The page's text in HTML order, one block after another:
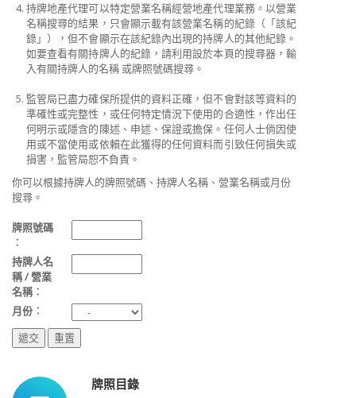
持牌地產代理可以特定營業名稱經營地產代理業務。以營業
名稱搜尋的結果，只會顯示載有該營業名稱的紀錄（「該紀
錄」），但不會顯示在該紀錄內出現的持牌人的其他紀錄。
如要查看有關持牌人的紀錄，請利用設於本頁的搜尋器，輸
入有關持牌人的名稱 或牌照號碼搜尋。
監管局已盡力確保所提供的資料正確，但不會對該等資料的
準確性或完整性，或任何特定情況下使用的合適性，作出任
何明示或隱含的陳述、申述、保證或擔保。任何人士倘因使
用或不當使用或依賴在此獲得的任何資料而引致任何損失或
損害，監管局恕不負責。
你可以根據持牌人的牌照號碼、持牌人名稱、營業名稱或月份
搜尋。
牌照號碼
︰
持牌人名
稱 / 營業
名稱︰
月份︰
牌照目錄